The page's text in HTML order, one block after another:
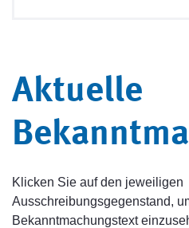
Aktuelle
Klicken Sie auf den jeweiligen
Ausschreibungsgegenstand,
Bekanntmachungstext